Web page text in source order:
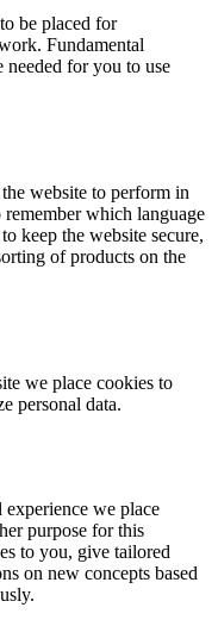
be placed for
Fundamental
needed for you to use
website to perform in
which language
keep the website secure,
of products on the
we place cookies to
personal data.
experience we place
purpose for this
to you, give tailored
on new concepts based